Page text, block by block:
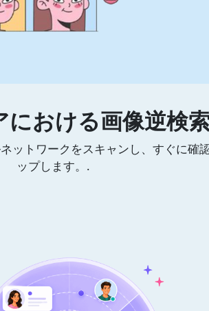
おける画像逆検
ットワークをスキャンし、すぐに確
ップします。.